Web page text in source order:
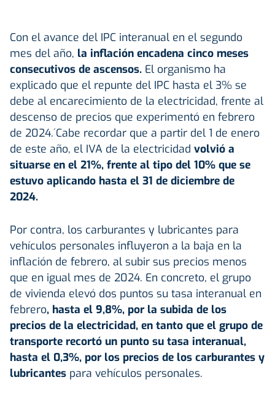
Con el avance del IPC interanual en el segundo
mes del año, la inflación encadena cinco meses
consecutivos de ascensos. El organismo ha
explicado que el repunte del IPC hasta el 3% se
debe al encarecimiento de la electricidad, frente al
descenso de precios que experimentó en febrero
de 2024.´Cabe recordar que a partir del 1 de enero
de este año, el IVA de la electricidad volvió a
situarse en el 21%, frente al tipo del 10% que se
estuvo aplicando hasta el 31 de diciembre de
2024.
Por contra, los carburantes y lubricantes para
vehículos personales influyeron a la baja en la
inflación de febrero, al subir sus precios menos
que en igual mes de 2024. En concreto, el grupo
de vivienda elevó dos puntos su tasa interanual en
febrero, hasta el 9,8%, por la subida de los
precios de la electricidad, en tanto que el grupo de
transporte recortó un punto su tasa interanual,
hasta el 0,3%, por los precios de los carburantes y
lubricantes para vehículos personales.